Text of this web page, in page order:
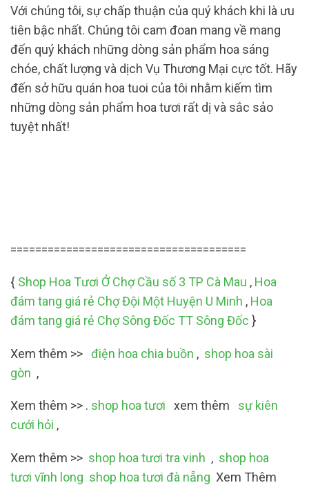
Với chúng tôi, sự chấp thuận của quý khách khi là ưu
tiên bậc nhất. Chúng tôi cam đoan mang về mang
đến quý khách những dòng sản phẩm hoa sáng
chóe, chất lượng và dịch Vụ Thương Mại cực tốt. Hãy
đến sở hữu quán hoa tuoi của tôi nhằm kiếm tìm
những dòng sản phẩm hoa tươi rất dị và sắc sảo
tuyệt nhất!
======================================
{ Shop Hoa Tươi Ở Chợ Cầu số 3 TP Cà Mau , Hoa
đám tang giá rẻ Chợ Đội Một Huyện U Minh , Hoa
đám tang giá rẻ Chợ Sông Đốc TT Sông Đốc }
Xem thêm >> điện hoa chia buồn , shop hoa sài
gòn ,
Xem thêm >> . shop hoa tươi xem thêm
sự kiên
cưới hỏi ,
Xem thêm >> shop hoa tươi tra vinh , shop hoa
tươi vĩnh long shop hoa tươi đà nẵng Xem Thêm